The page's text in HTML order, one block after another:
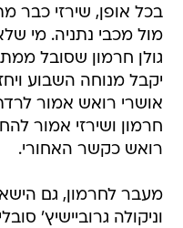
בכל אופן, שירזי כבר
מול מכבי נתניה. מי
גולן חרמון שסובל
יקבל מנוחה השבוע
אושרי רואש אמור
חרמון ושירזי אמור
רואש כקשר האחורי.
מעבר לחרמון, גם
וניקולה גרוביישיץ'